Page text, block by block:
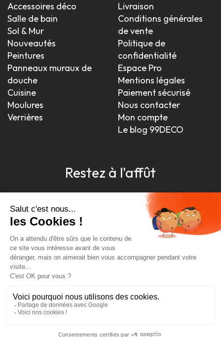
Accessoires déco
Salle de bain
Sol & Mur
Nouveautés
Peintures
Panneaux muraux de
douche
Cuisine
Moulures
Verrières
Livraison
Conditions générales
de vente
Politique de
confidentialité
Espace Pro
Mentions légales
Paiement sécurisé
Nous contacter
Mon compte
Le blog 99DECO
Restez à l'affût
Pour être toujours au courant, inscrivez-vous à
notre newsletter
J'accepte les conditions générales et la politique de